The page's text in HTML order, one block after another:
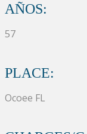
AÑOS:
57
PLACE:
Ocoee FL